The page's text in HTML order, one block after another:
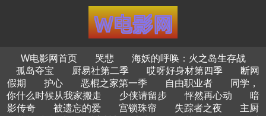
W电影网首页 哭悲
海妖的呼唤：火之岛生存战
孤岛夺宝
厨易社第二季 哎呀好身材第四季
断网
假期
护心 恶棍之家第一季 自由职业者
同学，
你什么时候从我家搬走
少侠请留步 怦然再心动
暗
影传奇
被遗忘的爱 宫锁珠帘 失踪者之夜
主厨